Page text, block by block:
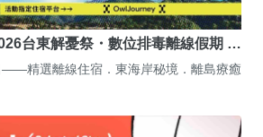
台東解憂祭・數位排毒離線假期 …
——精選離線住宿．東海岸秘境．離島療癒